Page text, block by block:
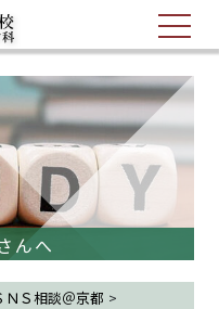
んへ
ＮＳ相談＠京都 >